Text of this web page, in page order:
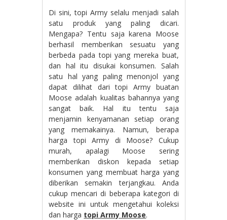
Di sini, topi Army selalu menjadi salah
satu produk yang paling dicari.
Mengapa? Tentu saja karena Moose
berhasil memberikan sesuatu yang
berbeda pada topi yang mereka buat,
dan hal itu disukai konsumen. Salah
satu hal yang paling menonjol yang
dapat dilihat dari topi Army buatan
Moose adalah kualitas bahannya yang
sangat baik. Hal itu tentu saja
menjamin kenyamanan setiap orang
yang memakainya. Namun, berapa
harga topi Army di Moose? Cukup
murah, apalagi Moose sering
memberikan diskon kepada setiap
konsumen yang membuat harga yang
diberikan semakin terjangkau. Anda
cukup mencari di beberapa kategori di
website ini untuk mengetahui koleksi
dan harga topi Army Moose.